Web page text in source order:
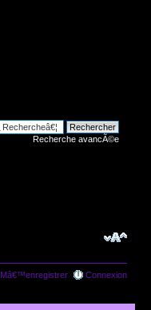
Recherche avancÃ©e
Mâ€™enregistrer Connexion